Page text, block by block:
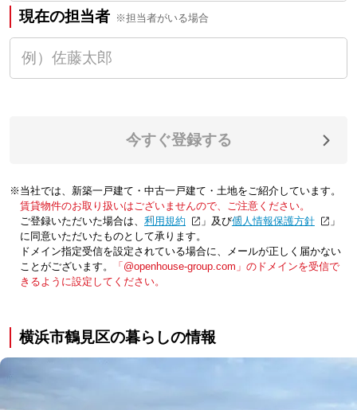
現在の担当者 ※担当者がいる場合
今すぐ登録する
※当社では、新築一戸建て・中古一戸建て・土地をご紹介しています。
賃貸物件のお取り扱いはございませんので、ご注意ください。
ご登録いただいた場合は、「利用規約 」及び「個人情報保護方針
」
に同意いただいたものとして承ります。
ドメイン指定受信を設定されている場合に、メールが正しく届かない
ことがございます。
「@openhouse-group.com」のドメインを受信で
きるように設定してください。
横浜市鶴見区の暮らしの情報